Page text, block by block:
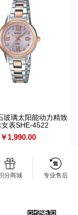
玻璃太阳能动力精致
表SHE-4522
￥1,990.00
分商城 专业售后